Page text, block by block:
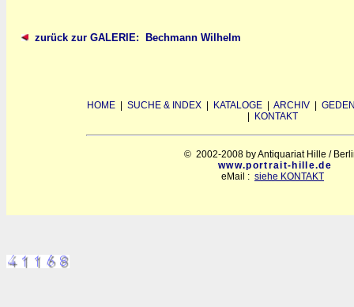
zurück zur GALERIE: Bechmann Wilhelm
HOME SUCHE & INDEX KATALOGE ARCHIV
KONTAKT
© 2002-2008 by Antiquariat Hille /
www.portrait-hille.de
eMail : siehe KONTAKT